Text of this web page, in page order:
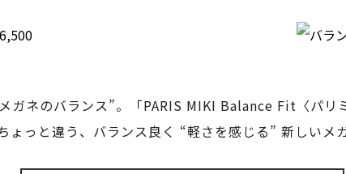
ガネのバランス”。「PARIS MIKI Balance Fit〈パリ
ょっと違う、バランス良く “軽さを感じる” 新しいメ